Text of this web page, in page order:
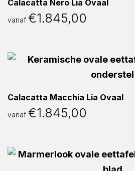
Calacatta Nero Lia Ovaal
vanaf €1.845,00
Calacatta Macchia Lia Ovaal
vanaf €1.845,00